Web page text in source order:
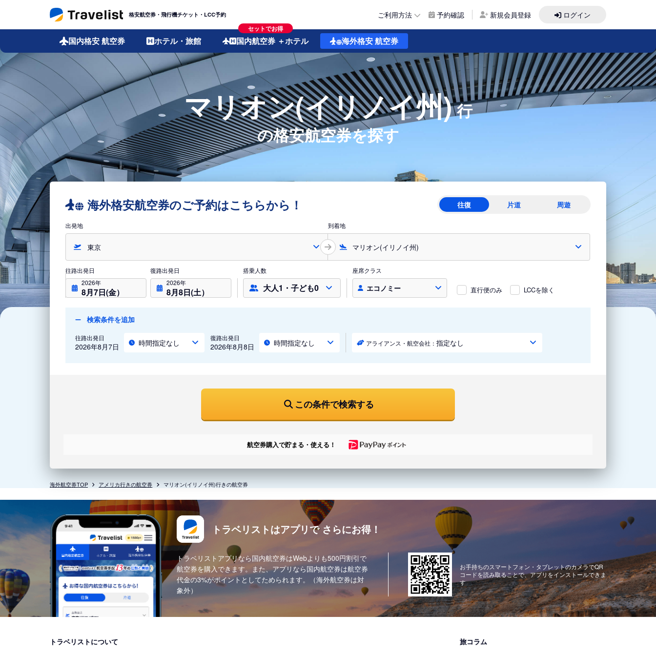
格安航空券・飛行機チケット・LCC予約 ご利用方法 予約確認 新規会員登録 ログイン
国内格安航空券 ホテル・旅館
セットでお得
国内航空券 ＋ホテル 海外格安航空券
マリオン(イリノイ州)行
の格安航空券を探す
海外格安航空券のご予約はこちらから！ 往復 片道 周遊
出発地 到着地
往路出発日
2026年
8月7日(金）
復路出発日
2026年
8月8日(土）
搭乗人数
大人1・子ども0
座席クラス
エコノミー 直行便のみ LCCを除く
検索条件を追加
往路出発日
2026年8月7日 時間指定なし
復路出発日
2026年8月8日 時間指定なし アライアンス・航空会社： 指定なし
この条件で検索する
航空券購入で貯まる・使える！
海外航空券TOP アメリカ行きの航空券 マリオン(イリノイ州)行きの航空券
トラベリストはアプリで さらにお得！
トラベリストアプリなら国内航空券はWebよりも500円割引で
航空券を購入できます。また、アプリなら国内航空券は航空券
代金の3%がポイントとしてためられます。（海外航空券は対
象外）
お手持ちのスマートフォン・タブレットのカメラでQR
コードを読み取ることで、アプリをインストールできま
す
トラベリストについて 旅コラム